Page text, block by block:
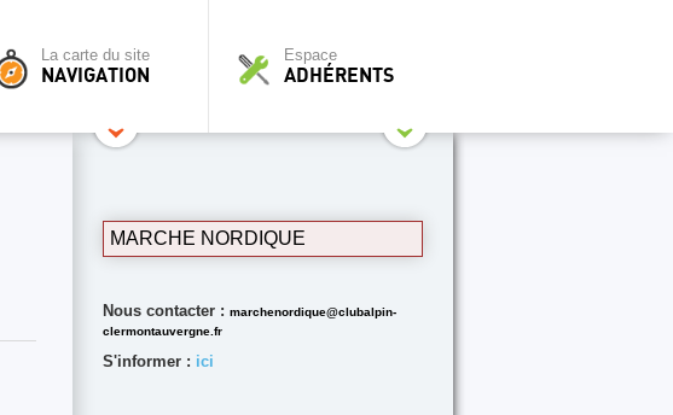
La carte du site
NAVIGATION
Espace
ADHÉRENTS
MARCHE NORDIQUE
Nous contacter : marchenordique@clubalpin-
clermontauvergne.fr
S'informer : ici